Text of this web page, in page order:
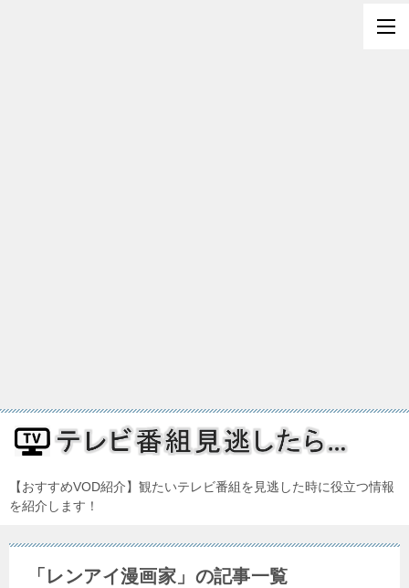
【おすすめVOD紹介】観たいテレビ番組を見逃した時に役立つ情報
を紹介します！
「レンアイ漫画家」の記事一覧